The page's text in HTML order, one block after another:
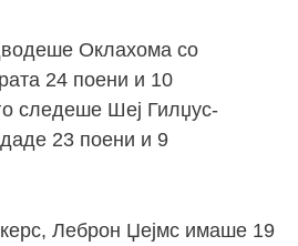
Оклахома со
24 поени и 10
следеше Шеј Гилџус-
23 поени и 9
Леброн Џејмс имаше 19